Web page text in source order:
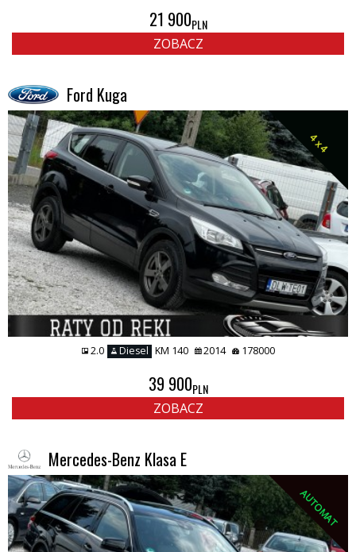
21 900PLN
ZOBACZ
Ford Kuga
4 x 4
2.0 Diesel KM 140 2014 178000
39 900PLN
ZOBACZ
Mercedes-Benz Klasa E
AUTOMAT